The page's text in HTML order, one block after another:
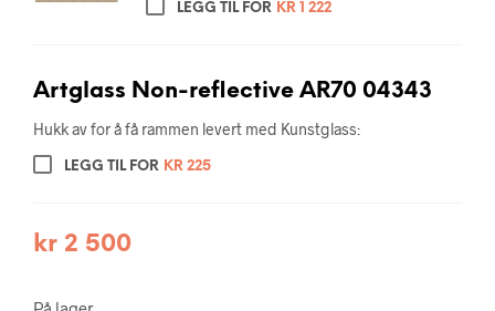
LEGG TIL FOR KR1 222
Artglass Non-reflective AR70 04343
Hukk av for å få rammen levert med Kunstglass:
LEGG TIL FOR KR 225
kr 2 500